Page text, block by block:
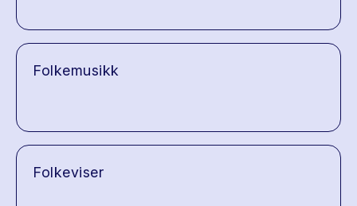
Folkemusikk
Folkeviser